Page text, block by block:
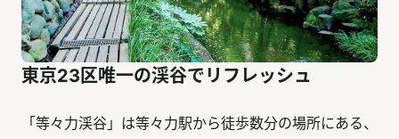
東京23区唯一の渓谷でリフレッシュ
「等々力渓谷」は等々力駅から徒歩数分の場所にある、